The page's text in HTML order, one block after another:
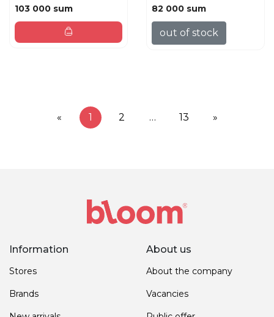
103 000 sum 82 000 sum
out of stock
« 1 2 … 13 »
Information
Stores
Brands
About us
About the company
Vacancies